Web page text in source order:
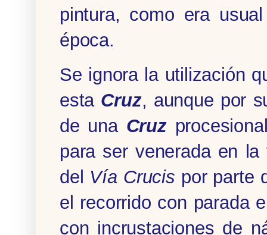
pintura, como era
época.
Se ignora la utilización
esta Cruz, aunque por
de una Cruz
para ser venerada en
del Vía Crucis por parte
el recorrido con parada
con incrustaciones de